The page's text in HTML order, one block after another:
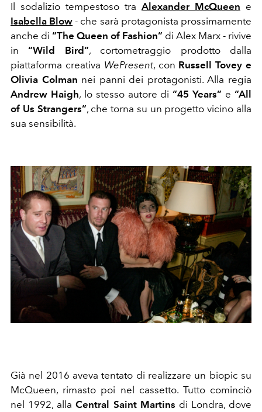
Il sodalizio tempestoso tra Alexander McQueen e
Isabella Blow - che sarà protagonista prossimamente
anche di “The Queen of Fashion” di Alex Marx - rivive
in“Wild Bird”, cortometraggio prodotto dalla
piattaforma creativa WePresent, con Russell Tovey e
Olivia Colman nei panni dei protagonisti. Alla regia
Andrew Haigh, lo stesso autore di“45 Years” e “All
of Us Strangers”, che torna su un progetto vicino alla
sua sensibilità.
Già nel 2016 aveva tentato di realizzare un biopic su
McQueen, rimasto poi nel cassetto. Tutto cominciò
nel 1992, allaCentral Saint Martins di Londra, dove